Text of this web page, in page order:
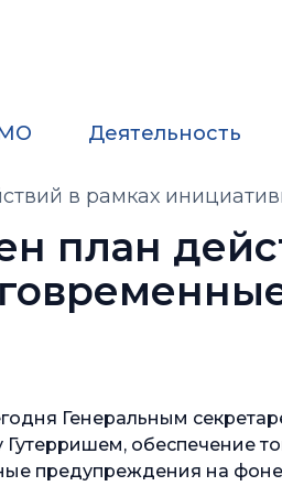
Деятельность
в рамках
план
Генеральным
обеспечение
предупреждения на фоне